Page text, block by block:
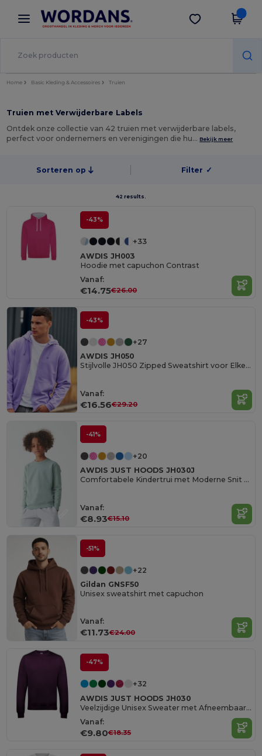
× Wordans-app
Betere prijzen in de app!
Download app
Home Basic Kleding & Accessoires Truien
Truien met Verwijderbare Labels
Ontdek onze collectie van 42 truien met verwijderbare labels,
perfect voor ondernemers en verenigingen die hu… Bekijk meer
Sorteren op Filter ✓
42 results.
-43%
+33
AWDIS JH003
Hoodie met capuchon Contrast
Vanaf:
€14.75€26.00
-43%
+27
AWDIS JH050
Stijlvolle JH050 Zipped Sweatshirt voor Elke Gelegenheid
Vanaf:
€16.56€29.20
-41%
+20
AWDIS JUST HOODS JH030J
Comfortabele Kindertrui met Moderne Snit en Fleece
Vanaf:
€8.93€15.10
-51%
+22
Gildan GNSF50
Unisex sweatshirt met capuchon
Vanaf:
€11.73€24.00
-47%
+32
AWDIS JUST HOODS JH030
Veelzijdige Unisex Sweater met Afneembaar Label
Vanaf:
€9.80€18.35